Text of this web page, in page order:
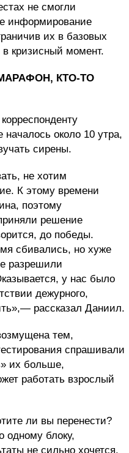
не смогли
информирование
их в базовых
кризисный момент.
КТО-ТО
около 10 утра,
сирены.
не хотим
К этому времени
поэтому
решение
до победы.
сбивались, но хуже
разрешили
у нас было
дежурного,
рассказал Даниил.
тем,
спрашивали
их больше,
работать взрослый
ли вы перенести?
одному блоку,
не сильно хочется.